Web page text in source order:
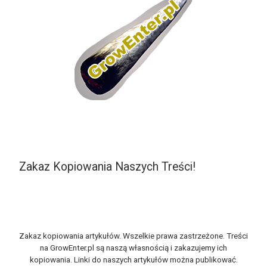
Zakaz Kopiowania Naszych Treści!
Zakaz kopiowania artykułów. Wszelkie prawa zastrzeżone. Treści
na GrowEnter.pl są naszą własnością i zakazujemy ich
kopiowania. Linki do naszych artykułów można publikować.